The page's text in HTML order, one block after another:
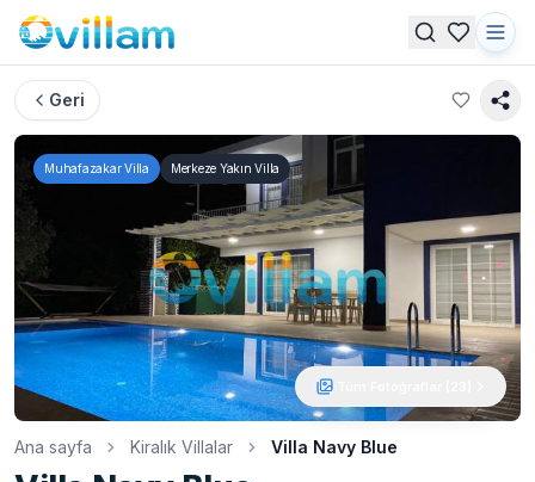
Geri
Muhafazakar Villa Merkeze Yakın Villa
Ana sayfa Kiralık Villalar Villa Navy Blue